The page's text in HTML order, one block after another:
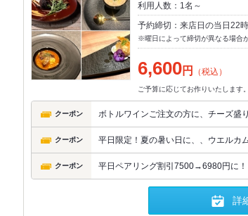
利用人数：1名～
予約締切：来店日の当日22
※曜日によって締切が異なる場合
6,600円 （税込）
ご予算に応じてお作りいたします。
クーポン ボトルワインご注文の方に、チーズ盛
クーポン 平日限定！夏の暑い日に、、ウエルカ
クーポン 平日ペアリング割引7500→6980円に！
詳